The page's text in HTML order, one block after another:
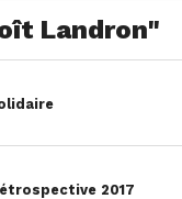
Landron"
2017